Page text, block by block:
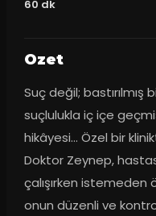
60 dk
Ozet
Suç değil; bastırılmış
suçlulukla iç içe
hikâyesi... Özel bir
Doktor Zeynep,
çalışırken istemeden
onun düzenli ve